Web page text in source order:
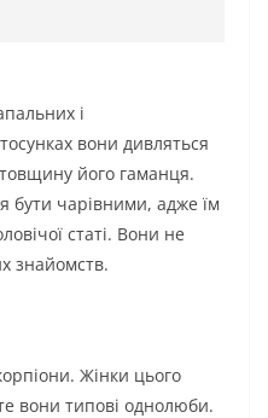
і
вони дивляться
його гаманця.
бути чарівними, адже їм
статі. Вони не
знайомств.
Жінки цього
вони типові однолюби.